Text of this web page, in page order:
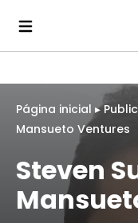
Página inicial ▸
Mansueto Ventures
Steven